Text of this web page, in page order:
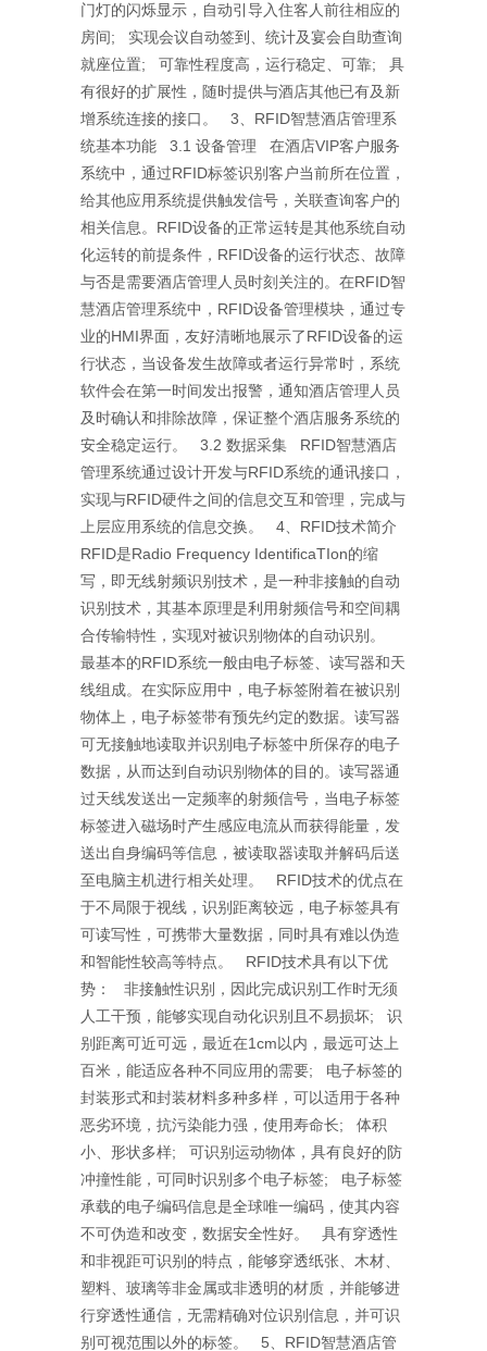
门灯的闪烁显示，自动引导入住客人前往相应的
房间; 实现会议自动签到、统计及宴会自助查询
就座位置; 可靠性程度高，运行稳定、可靠; 具
有很好的扩展性，随时提供与酒店其他已有及新
增系统连接的接口。 3、RFID智慧酒店管理系
统基本功能 3.1 设备管理 在酒店VIP客户服务
系统中，通过RFID标签识别客户当前所在位置，
给其他应用系统提供触发信号，关联查询客户的
相关信息。RFID设备的正常运转是其他系统自动
化运转的前提条件，RFID设备的运行状态、故障
与否是需要酒店管理人员时刻关注的。在RFID智
慧酒店管理系统中，RFID设备管理模块，通过专
业的HMI界面，友好清晰地展示了RFID设备的运
行状态，当设备发生故障或者运行异常时，系统
软件会在第一时间发出报警，通知酒店管理人员
及时确认和排除故障，保证整个酒店服务系统的
安全稳定运行。 3.2 数据采集 RFID智慧酒店
管理系统通过设计开发与RFID系统的通讯接口，
实现与RFID硬件之间的信息交互和管理，完成与
上层应用系统的信息交换。 4、RFID技术简介
RFID是Radio Frequency IdentificaTIon的缩
写，即无线射频识别技术，是一种非接触的自动
识别技术，其基本原理是利用射频信号和空间耦
合传输特性，实现对被识别物体的自动识别。
最基本的RFID系统一般由电子标签、读写器和天
线组成。在实际应用中，电子标签附着在被识别
物体上，电子标签带有预先约定的数据。读写器
可无接触地读取并识别电子标签中所保存的电子
数据，从而达到自动识别物体的目的。读写器通
过天线发送出一定频率的射频信号，当电子标签
标签进入磁场时产生感应电流从而获得能量，发
送出自身编码等信息，被读取器读取并解码后送
至电脑主机进行相关处理。 RFID技术的优点在
于不局限于视线，识别距离较远，电子标签具有
可读写性，可携带大量数据，同时具有难以伪造
和智能性较高等特点。 RFID技术具有以下优
势： 非接触性识别，因此完成识别工作时无须
人工干预，能够实现自动化识别且不易损坏; 识
别距离可近可远，最近在1cm以内，最远可达上
百米，能适应各种不同应用的需要; 电子标签的
封装形式和封装材料多种多样，可以适用于各种
恶劣环境，抗污染能力强，使用寿命长; 体积
小、形状多样; 可识别运动物体，具有良好的防
冲撞性能，可同时识别多个电子标签; 电子标签
承载的电子编码信息是全球唯一编码，使其内容
不可伪造和改变，数据安全性好。 具有穿透性
和非视距可识别的特点，能够穿透纸张、木材、
塑料、玻璃等非金属或非透明的材质，并能够进
行穿透性通信，无需精确对位识别信息，并可识
别可视范围以外的标签。 5、RFID智慧酒店管